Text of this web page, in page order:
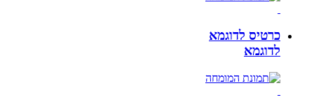
כרטיס לדוגמא
לדוגמא